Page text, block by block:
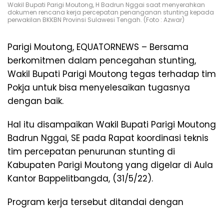
Wakil Bupati Parigi Moutong, H Badrun Nggai saat menyerahkan
dokumen rencana kerja percepatan penanganan stunting kepada
perwakilan BKKBN Provinsi Sulawesi Tengah. (Foto : Azwar)
Parigi Moutong, EQUATORNEWS – Bersama
berkomitmen dalam pencegahan stunting,
Wakil Bupati Parigi Moutong tegas terhadap tim
Pokja untuk bisa menyelesaikan tugasnya
dengan baik.
Hal itu disampaikan Wakil Bupati Parigi Moutong
Badrun Nggai, SE pada Rapat koordinasi teknis
tim percepatan penurunan stunting di
Kabupaten Parigi Moutong yang digelar di Aula
Kantor Bappelitbangda, (31/5/22).
Program kerja tersebut ditandai dengan